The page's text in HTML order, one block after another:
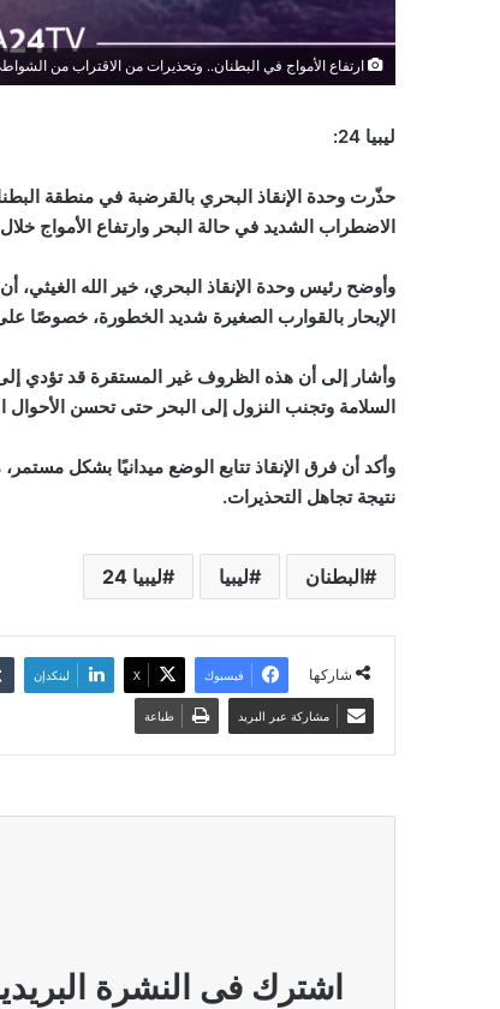
ارتفاع الأمواج في البطنان.. وتحذيرات من الاقتراب من
ليبيا 24:
حذّرت وحدة الإنقاذ البحري بالقرضبة في منطقة
الاضطراب الشديد في حالة البحر وارتفاع الأمواج
وأوضح رئيس وحدة الإنقاذ البحري، خير الله الغيثي،
الإبحار بالقوارب الصغيرة شديد الخطورة، خصوصًا
وأشار إلى أن هذه الظروف غير المستقرة قد تؤدي إلى
السلامة وتجنب النزول إلى البحر حتى تحسن الأحوال
وأكد أن فرق الإنقاذ تتابع الوضع ميدانيًا بشكل
نتيجة تجاهل التحذيرات.
البطنان ليبيا ليبيا 24
شاركها فيسبوك ‫X لينكدإن
مشاركة عبر البريد طباعة
اشترك فى النشرة